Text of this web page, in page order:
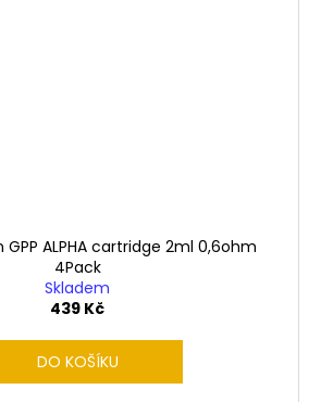
GPP ALPHA cartridge 2ml 0,6ohm
4Pack
Skladem
439 Kč
DO KOŠÍKU